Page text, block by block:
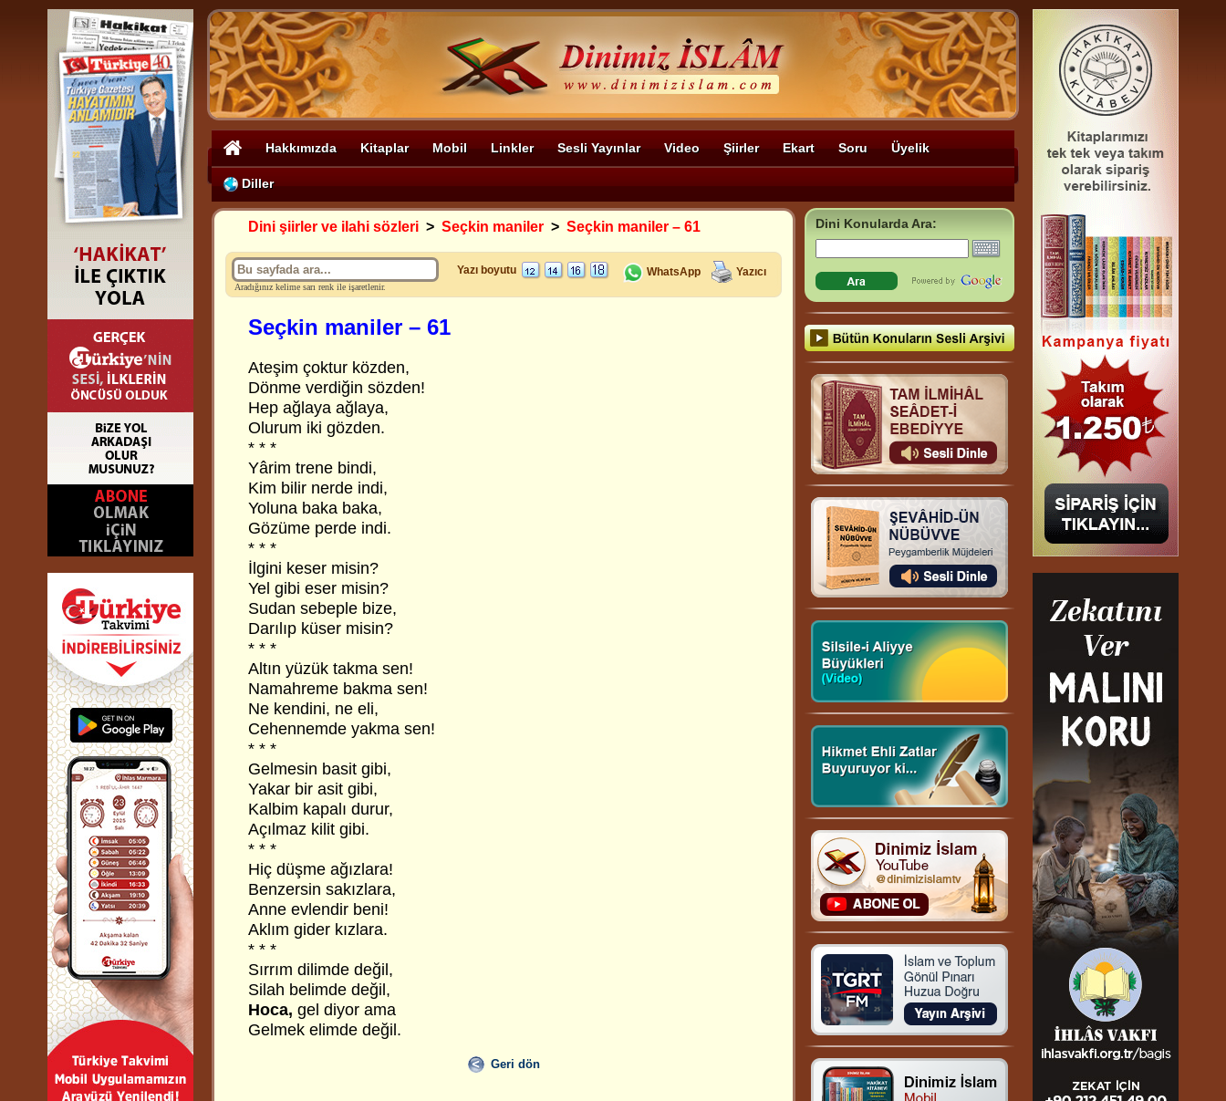
Hakkımızda Kitaplar Mobil Linkler Sesli Yayınlar Video Şiirler Ekart Soru Üyelik
Diller
Dini şiirler ve ilahi sözleri > Seçkin maniler > Seçkin maniler – 61
Aradığınız kelime sarı renk ile işaretlenir.
Yazı boyutu WhatsApp Yazıcı
Seçkin maniler – 61
Ateşim çoktur közden,
Dönme verdiğin sözden!
Hep ağlaya ağlaya,
Olurum iki gözden.
* * *
Yârim trene bindi,
Kim bilir nerde indi,
Yoluna baka baka,
Gözüme perde indi.
* * *
İlgini keser misin?
Yel gibi eser misin?
Sudan sebeple bize,
Darılıp küser misin?
* * *
Altın yüzük takma sen!
Namahreme bakma sen!
Ne kendini, ne eli,
Cehennemde yakma sen!
* * *
Gelmesin basit gibi,
Yakar bir asit gibi,
Kalbim kapalı durur,
Açılmaz kilit gibi.
* * *
Hiç düşme ağızlara!
Benzersin sakızlara,
Anne evlendir beni!
Aklım gider kızlara.
* * *
Sırrım dilimde değil,
Silah belimde değil,
Hoca, gel diyor ama
Gelmek elimde değil.
Geri dön
Dini Konularda Ara: